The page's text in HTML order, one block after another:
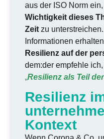
aus der ISO Norm
Wichtigkeit dieses
Zeit zu
Informationen
Resilienz auf der
dem:der empfehle
„Resilienz als Teil
Resilienz
Kontext